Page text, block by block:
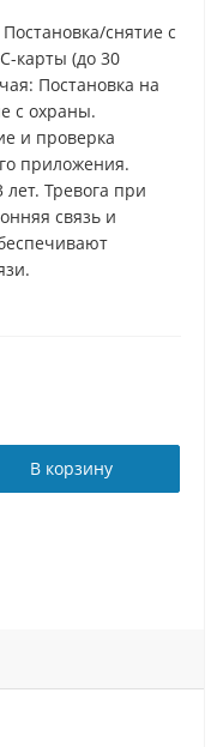
снятие с
карты (до 30
Постановка на
с охраны.
и проверка
приложения.
Тревога при
связь и
В корзину